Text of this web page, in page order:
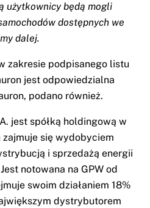
użytkownicy będą mogli
dostępnych we
dalej.
zakresie podpisanego listu
jest odpowiedzialna
podano również.
jest spółką holdingową w
się wydobyciem
i sprzedażą energii
notowana na GPW od
swoim działaniem 18%
dystrybutorem